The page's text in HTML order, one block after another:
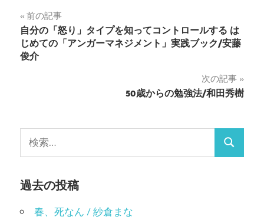
リ
ッ
ク
し
て
ド
ウ
で
き
し
い
ウ
投
稿
ナ
ー
シ
ョ
ン
前の記事
自分の「怒り」タイプを知ってコントロールする は
じめての「アンガーマネジメント」実践ブック/安藤
俊介
次の記事
50歳からの勉強法/和田秀樹
索:
検
過去の投稿
春、死なん / 紗倉まな